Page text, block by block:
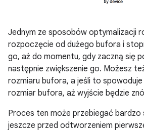
Jednym ze sposobów optymalizacji
rozpoczęcie od dużego bufora i
go, aż do momentu, gdy zaczną się
następnie zwiększenie go. Możesz
rozmiaru bufora, a jeśli to
rozmiar bufora, aż wyjście będzie
Proces ten może przebiegać bardzo
jeszcze przed odtworzeniem